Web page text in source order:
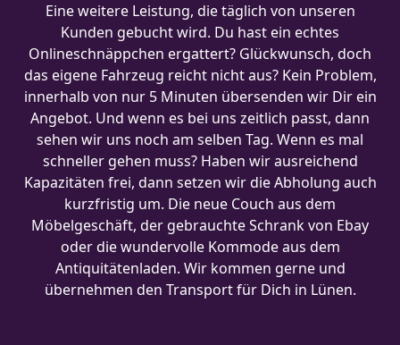
Eine weitere Leistung, die täglich von unseren
Kunden gebucht wird. Du hast ein echtes
Onlineschnäppchen ergattert? Glückwunsch, doch
das eigene Fahrzeug reicht nicht aus? Kein Problem,
innerhalb von nur 5 Minuten übersenden wir Dir ein
Angebot. Und wenn es bei uns zeitlich passt, dann
sehen wir uns noch am selben Tag. Wenn es mal
schneller gehen muss? Haben wir ausreichend
Kapazitäten frei, dann setzen wir die Abholung auch
kurzfristig um. Die neue Couch aus dem
Möbelgeschäft, der gebrauchte Schrank von Ebay
oder die wundervolle Kommode aus dem
Antiquitätenladen. Wir kommen gerne und
übernehmen den Transport für Dich in Lünen.